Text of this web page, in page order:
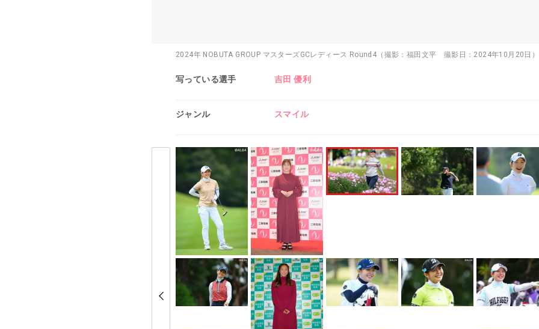
2024年 NOBUTA GROUP マスターズGCレディース Round4（撮影：福田文平 撮影日：2024年10月20日）
写っている選手 吉田 優利
ジャンル スマイル